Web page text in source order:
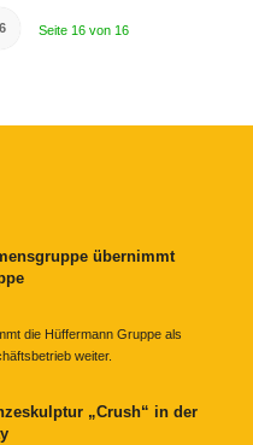
Seite 16 von 16
übernimmt
die Hüffermann Gruppe als
weiter.
„Crush“ in der